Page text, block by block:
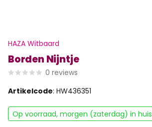
HAZA Witbaard
Borden Nijntje
0 reviews
Artikelcode: HW436351
Op voorraad, morgen (zaterdag) in huis